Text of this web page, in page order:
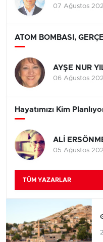
07 Ağustos
ATOM BOMBASI,
AYŞE NUR
06 Ağustos
Hayatımızı Kim
ALİ
05 Ağustos
TÜM YAZARLAR